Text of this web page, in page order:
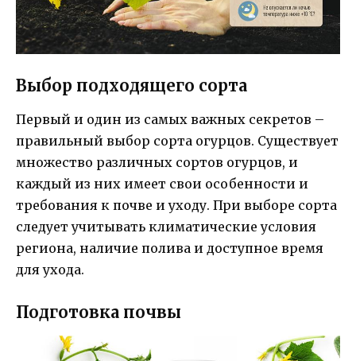
Выбор подходящего сорта
Первый и один из самых важных секретов –
правильный выбор сорта огурцов. Существует
множество различных сортов огурцов, и
каждый из них имеет свои особенности и
требования к почве и уходу. При выборе сорта
следует учитывать климатические условия
региона, наличие полива и доступное время
для ухода.
Подготовка почвы